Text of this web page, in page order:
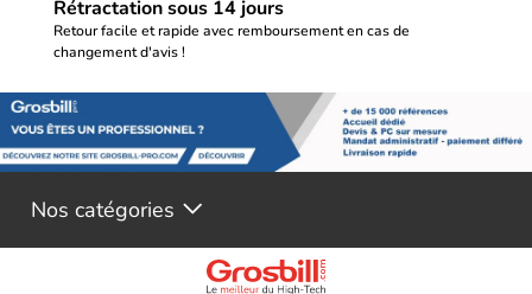
Rétractation sous 14 jours
Retour facile et rapide avec remboursement en cas de
changement d'avis !
Nos catégories